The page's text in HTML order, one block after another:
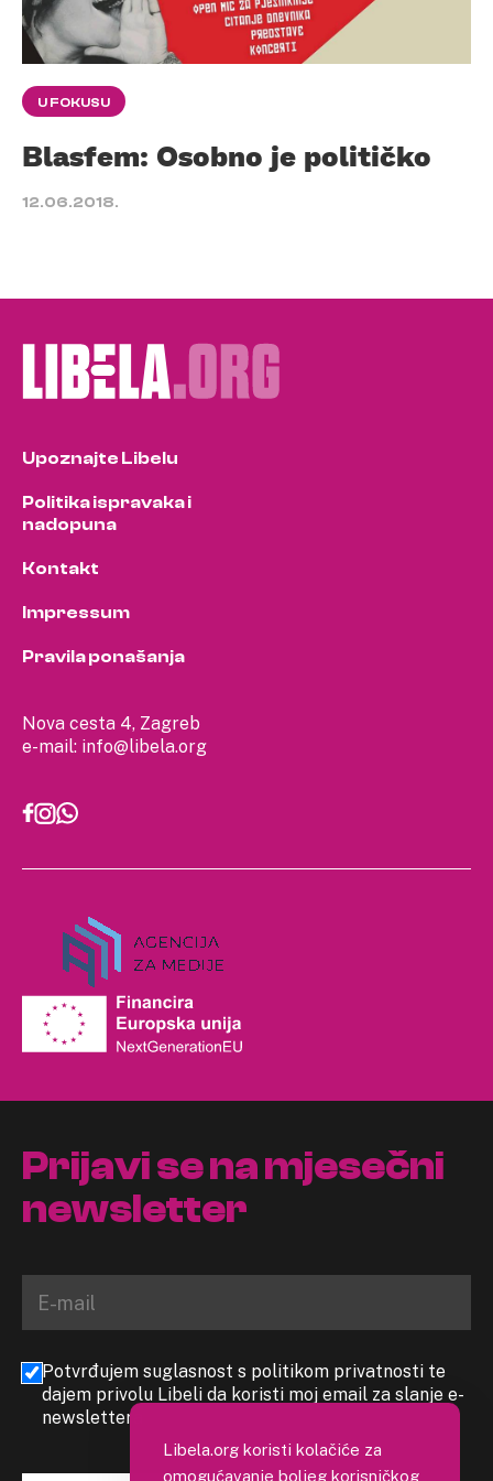
U FOKUSU
Blasfem: Osobno je političko
12.06.2018.
Nova cesta 4, Zagreb
e-mail: info@libela.org
Upoznajte Libelu
Politika ispravaka i
nadopuna
Kontakt
Impressum
Pravila ponašanja
Prijavi se na mjesečni
newsletter
Potvrđujem suglasnost s politikom privatnosti te
dajem privolu Libeli da koristi moj email za slanje e-
newslettera
Libela.org koristi kolačiće za
omogućavanje boljeg korisničkog